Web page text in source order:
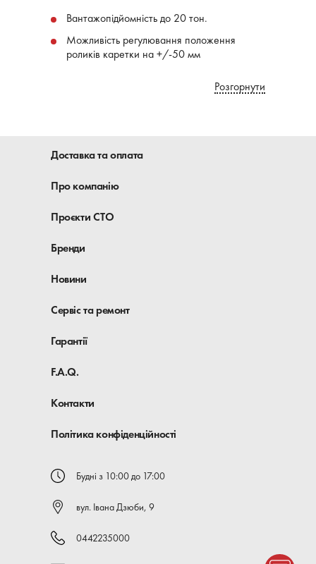
Вантажопідйомність до 20 тон.
Можливість регулювання положення
роликів каретки на +/-50 мм
тверде зносостійке хромове покриття для
Розгорнути
Доставка та оплата
Про компанію
Проєкти СТО
Бренди
Новини
Сервіс та ремонт
Гарантії
F.A.Q.
Контакти
Політика конфіденційності
Будні з 10:00 до 17:00
вул. Івана Дзюби, 9
0442235000